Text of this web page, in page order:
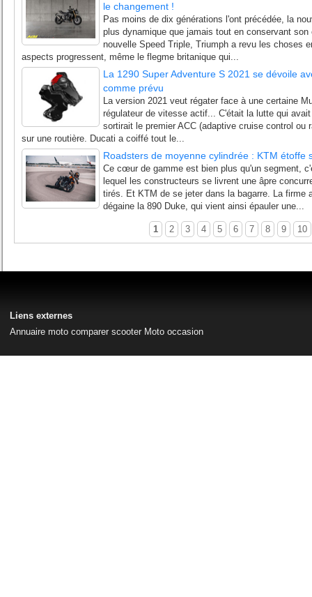
le changement !
Pas moins de dix générations l'ont précédée, la
plus dynamique que jamais tout en conservant
nouvelle Speed Triple, Triumph a revu les choses
aspects progressent, même le flegme britanique qui...
La 1290 Super Adventure S 2021 se dévoile
comme prévu
La version 2021 veut régater face à une certaine
régulateur de vitesse actif... C'était la lutte qui
sortirait le premier ACC (adaptive cruise control ou
sur une routière. Ducati a coiffé tout le...
Roadsters de moyenne cylindrée : KTM étoffe
Ce cœur de gamme est bien plus qu'un segment,
lequel les constructeurs se livrent une âpre
tirés. Et KTM de se jeter dans la bagarre. La firme
dégaine la 890 Duke, qui vient ainsi épauler une...
1 2 3 4 5 6 7 8 9 10
Liens externes
Annuaire moto comparer scooter Moto occasion